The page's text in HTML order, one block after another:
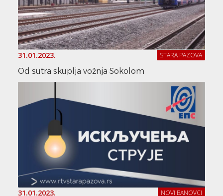
31.01.2023. STARA PAZOVA
Od sutra skuplja vožnja Sokolom
31.01.2023. NOVI BANOVCI